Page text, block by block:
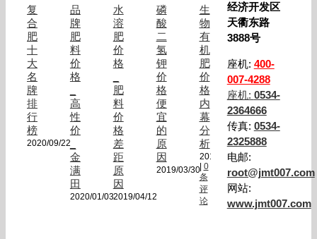
复
合
肥
十
大
名
牌
排
行
榜
2020/09/22
品
牌
肥
料
价
格
高
性
价
_
金
满
田
2020/01/03
水
溶
肥
价
格
肥
料
价
格
差
距
原
因
2019/04/12
磷
酸
二
氢
钾
价
格
便
宜
的
原
因
2019/03/30
生
物
有
机
肥
价
格
内
幕
分
析
2018/12/18
| 0
条
评
论
经济开发区
天衢东路
3888号
座机: 400-
007-4288
座机: 0534-
2364666
传真: 0534-
2325888
电邮:
root@jmt007.com
网站:
www.jmt007.com